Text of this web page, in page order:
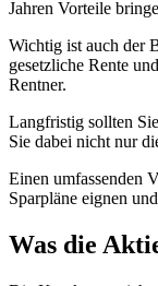
Jahren Vorteile
Wichtig ist auch der
gesetzliche Rente
Rentner.
Langfristig sollten
Sie dabei nicht nur
Einen umfassenden
Sparpläne eignen
Was die